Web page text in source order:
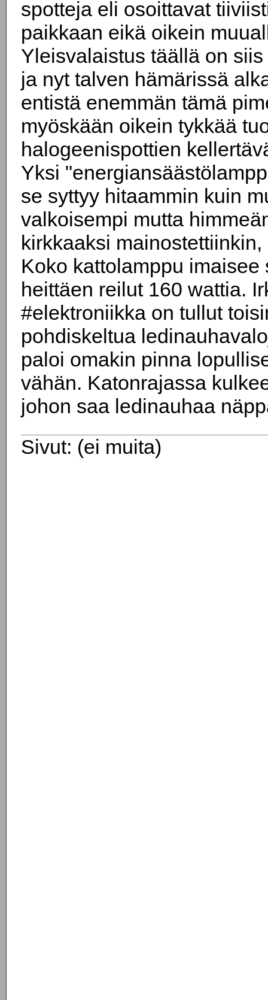
spotteja eli osoittavat
paikkaan eikä oikein
Yleisvalaistus täällä on
ja nyt talven hämärissä
entistä enemmän tämä
myöskään oikein tykkää
halogeenispottien
Yksi
se syttyy hitaammin kuin
valkoisempi mutta
kirkkaaksi
Koko kattolamppu imaisee
heittäen reilut 160 wattia.
#elektroniikka on tullut
pohdiskeltua
paloi omakin pinna
vähän. Katonrajassa
johon saa ledinauhaa
Sivut: (ei muita)